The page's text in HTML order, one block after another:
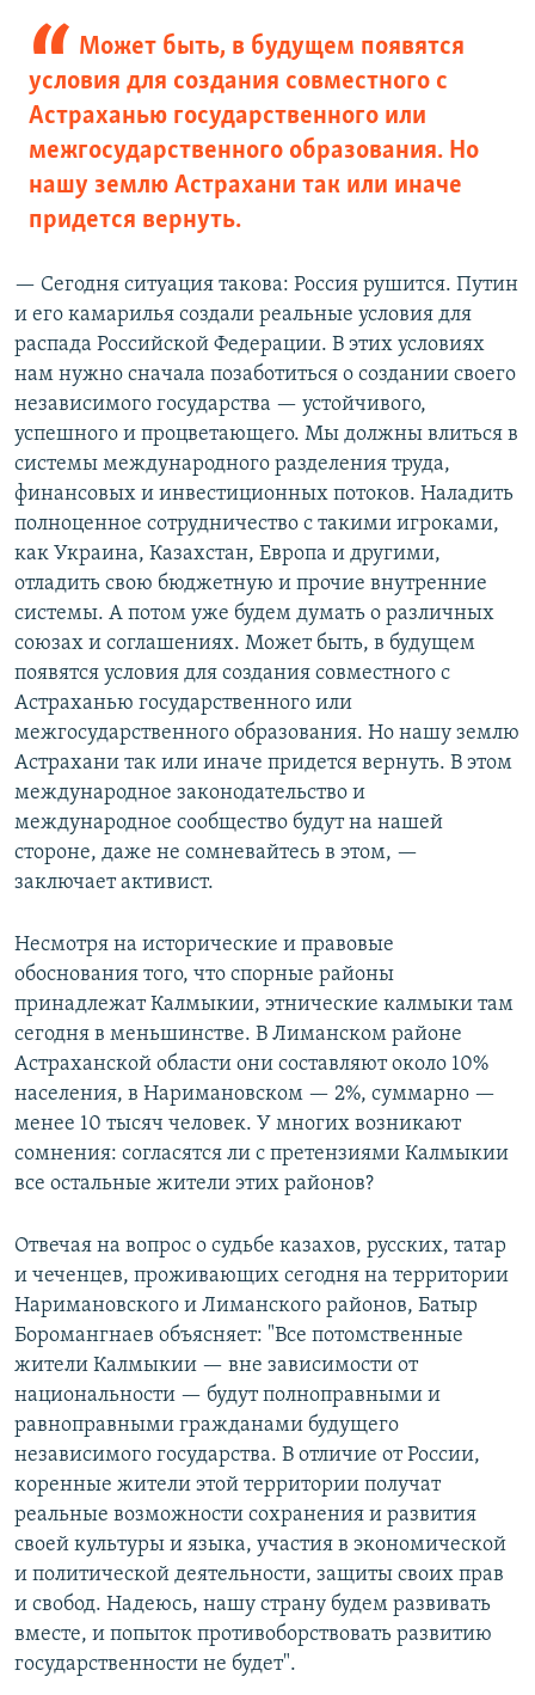
Может быть, в будущем появятся
условия для создания совместного с
Астраханью государственного или
межгосударственного образования. Но
нашу землю Астрахани так или иначе
придется вернуть.
— Сегодня ситуация такова: Россия рушится. Путин
и его камарилья создали реальные условия для
распада Российской Федерации. В этих условиях
нам нужно сначала позаботиться о создании своего
независимого государства — устойчивого,
успешного и процветающего. Мы должны влиться в
системы международного разделения труда,
финансовых и инвестиционных потоков. Наладить
полноценное сотрудничество с такими игроками,
как Украина, Казахстан, Европа и другими,
отладить свою бюджетную и прочие внутренние
системы. А потом уже будем думать о различных
союзах и соглашениях. Может быть, в будущем
появятся условия для создания совместного с
Астраханью государственного или
межгосударственного образования. Но нашу землю
Астрахани так или иначе придется вернуть. В этом
международное законодательство и
международное сообщество будут на нашей
стороне, даже не сомневайтесь в этом, —
заключает активист.
Несмотря на исторические и правовые
обоснования того, что спорные районы
принадлежат Калмыкии, этнические калмыки там
сегодня в меньшинстве. В Лиманском районе
Астраханской области они составляют около 10%
населения, в Наримановском — 2%, суммарно —
менее 10 тысяч человек. У многих возникают
сомнения: согласятся ли с претензиями Калмыкии
все остальные жители этих районов?
Отвечая на вопрос о судьбе казахов, русских, татар
и чеченцев, проживающих сегодня на территории
Наримановского и Лиманского районов, Батыр
Боромангнаев объясняет: "Все потомственные
жители Калмыкии — вне зависимости от
национальности — будут полноправными и
равноправными гражданами будущего
независимого государства. В отличие от России,
коренные жители этой территории получат
реальные возможности сохранения и развития
своей культуры и языка, участия в экономической
и политической деятельности, защиты своих прав
и свобод. Надеюсь, нашу страну будем развивать
вместе, и попыток противоборствовать развитию
государственности не будет".